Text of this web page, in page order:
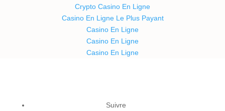
Crypto Casino En Ligne
Casino En Ligne Le Plus Payant
Casino En Ligne
Casino En Ligne
Casino En Ligne
Suivre